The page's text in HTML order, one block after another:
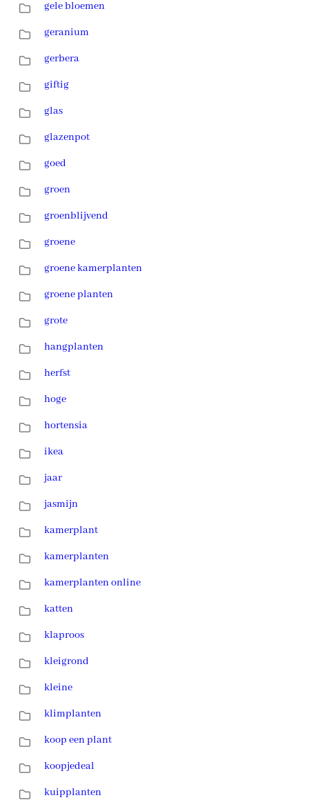
gele bloemen
geranium
gerbera
giftig
glas
glazenpot
goed
groen
groenblijvend
groene
groene kamerplanten
groene planten
grote
hangplanten
herfst
hoge
hortensia
ikea
jaar
jasmijn
kamerplant
kamerplanten
kamerplanten online
katten
klaproos
kleigrond
kleine
klimplanten
koop een plant
koopjedeal
kuipplanten